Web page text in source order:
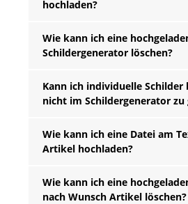
hochladen?
Wie kann ich eine
Schildergenerator löschen?
Kann ich individuelle Schilder
nicht im Schildergenerator zu
Wie kann ich eine Datei am
Artikel hochladen?
Wie kann ich eine
nach Wunsch Artikel löschen?